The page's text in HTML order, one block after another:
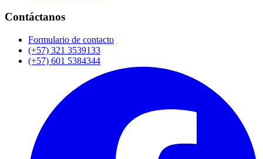
Contáctanos
Formulario de contacto
(+57) 321 3539133
(+57) 601 5384344